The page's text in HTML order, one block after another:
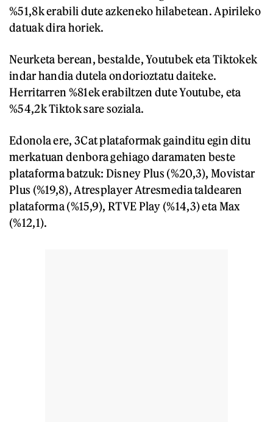
%51,8k erabili dute azkeneko hilabetean. Apirileko
datuak dira horiek.
Neurketa berean, bestalde, Youtubek eta Tiktokek
indar handia dutela ondorioztatu daiteke.
Herritarren %81ek erabiltzen dute Youtube, eta
%54,2k Tiktok sare soziala.
Edonola ere, 3Cat plataformak gainditu egin ditu
merkatuan denbora gehiago daramaten beste
plataforma batzuk: Disney Plus (%20,3), Movistar
Plus (%19,8), Atresplayer Atresmedia taldearen
plataforma (%15,9), RTVE Play (%14,3) eta Max
(%12,1).